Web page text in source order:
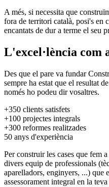
A més, si necessita que
fora de territori català, posi's en
encantats de dur a terme el seu
L'excel·lència
Des que el pare va fundar
sempre ha estat que el resultat
només ho podeu dir vosaltres.
+350 clients satisfets
+100 projectes integrals
+300 reformes realitzades
50 anys d'experiència
Per construir les cases que fem
divers equip de professionals
aparelladors, enginyers, ...) que
assessorament integral en la